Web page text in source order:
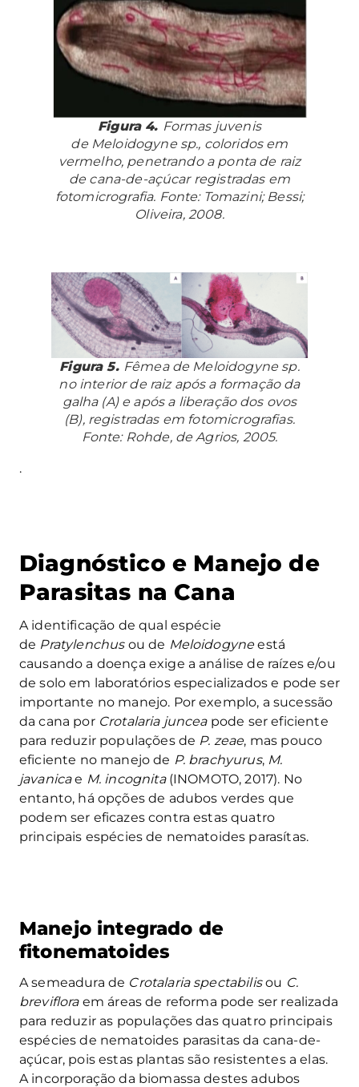
Figura 4. Formas juvenis
de Meloidogynesp., coloridos em
vermelho, penetrando a ponta de raiz
de cana-de-açúcar registradas em
fotomicrografia. Fonte: Tomazini; Bessi;
Oliveira, 2008.
Figura 5. Fêmea de Meloidogyne sp.
no interior de raiz após a formação da
galha (A) e após a liberação dos ovos
(B), registradas em fotomicrografias.
Fonte: Rohde, de Agrios, 2005.
.
Diagnóstico e Manejo de
Parasitas na Cana
A identificação de qual espécie
de Pratylenchusou de Meloidogyneestá
causando a doença exige a análise de raízes e/ou
de solo em laboratórios especializados e pode ser
importante no manejo. Por exemplo, a sucessão
da cana por Crotalaria junceapode ser eficiente
para reduzir populações de P. zeae, mas pouco
eficiente no manejo de P. brachyurus, M.
javanicae M. incognita (INOMOTO, 2017). No
entanto, há opções de adubos verdes que
podem ser eficazes contra estas quatro
principais espécies de nematoides parasítas.
Manejo integrado de
fitonematoides
A semeadura de Crotalaria spectabilisou C.
brevifloraem áreas de reforma pode ser realizada
para reduzir as populações das quatro principais
espécies de nematoides parasitas da cana-de-
açúcar, pois estas plantas são resistentes a elas.
A incorporação da biomassa destes adubos